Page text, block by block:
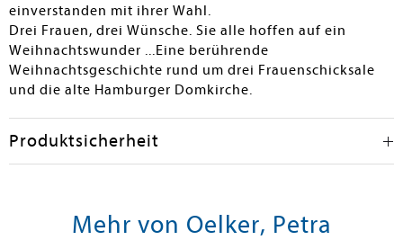
einverstanden mit ihrer Wahl.
Drei Frauen, drei Wünsche. Sie alle hoffen auf ein
Weihnachtswunder ...Eine berührende
Weihnachtsgeschichte rund um drei Frauenschicksale
und die alte Hamburger Domkirche.
Produktsicherheit
Mehr von Oelker, Petra